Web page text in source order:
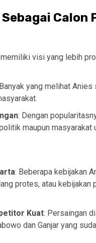
Calon
visi yang lebih
yang melihat
: Dengan
maupun masyarakat
: Beberapa kebijakan
protes, atau
Kuat: Persaingan
dan Ganjar yang